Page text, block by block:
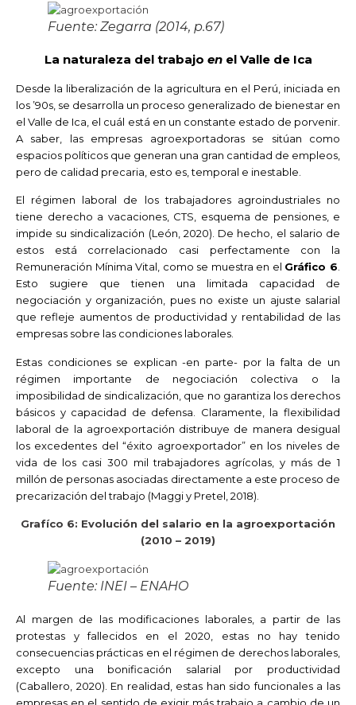
Fuente: Zegarra (2014, p.67)
La naturaleza del trabajo enel Valle de Ica
Desde la liberalización de la agricultura en el Perú, iniciada en
los ’90s, se desarrolla un proceso generalizado de bienestar en
el Valle de Ica, el cuál está en un constante estado de porvenir.
A saber, las empresas agroexportadoras se sitúan como
espacios políticos que generan una gran cantidad de empleos,
pero de calidad precaria, esto es, temporal e inestable.
El régimen laboral de los trabajadores agroindustriales no
tiene derecho a vacaciones, CTS, esquema de pensiones, e
impide su sindicalización (León, 2020). De hecho, el salario de
estos está correlacionado casi perfectamente con la
Remuneración Mínima Vital, como se muestra en el Gráfico 6.
Esto sugiere que tienen una limitada capacidad de
negociación y organización, pues no existe un ajuste salarial
que refleje aumentos de productividad y rentabilidad de las
empresas sobre las condiciones laborales.
Estas condiciones se explican -en parte- por la falta de un
régimen importante de negociación colectiva o la
imposibilidad de sindicalización, que no garantiza los derechos
básicos y capacidad de defensa. Claramente, la flexibilidad
laboral de la agroexportación distribuye de manera desigual
los excedentes del “éxito agroexportador” en los niveles de
vida de los casi 300 mil trabajadores agrícolas, y más de 1
millón de personas asociadas directamente a este proceso de
precarización del trabajo (Maggi y Pretel, 2018).
Grafíco 6: Evolución del salario en la agroexportación
(2010 – 2019)
Fuente: INEI – ENAHO
Al margen de las modificaciones laborales, a partir de las
protestas y fallecidos en el 2020, estas no hay tenido
consecuencias prácticas en el régimen de derechos laborales,
excepto una bonificación salarial por productividad
(Caballero, 2020). En realidad, estas han sido funcionales a las
empresas en el sentido de exigir más trabajo a cambio de un